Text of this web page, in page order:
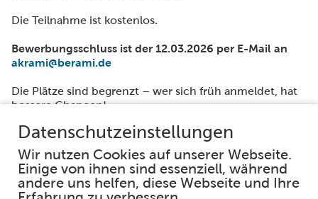
Die Teilnahme ist kostenlos.
Bewerbungsschluss ist der 12.03.2026 per E-Mail an
akrami@berami.de
Die Plätze sind begrenzt – wer sich früh anmeldet, hat
bessere Chancen!
https://www.berami.de
Facebook
Instagram